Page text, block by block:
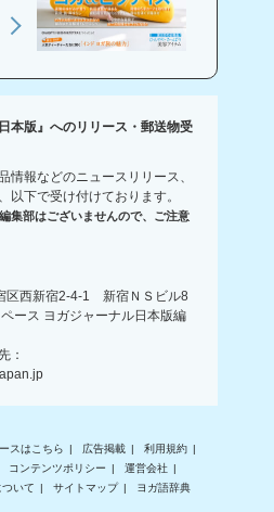
本版』へのリリース・郵送物受
情報などのニュースリリース、
以下で受け付けております。
集部はございませんので、ご注意
区西新宿2-4-1 新宿ＮＳビル8
ース ヨガジャーナル日本版編
：
スはこちら 広告掲載
利用規約
コンテンツポリシー
運営会社
いて
サイトマップ ヨガ語辞典